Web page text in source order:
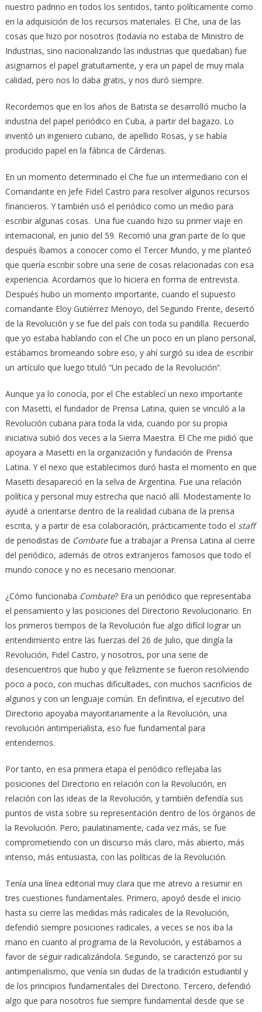
nuestro padrino en todos los sentidos, tanto políticamente como
en la adquisición de los recursos materiales. El Che, una de las
cosas que hizo por nosotros (todavía no estaba de Ministro de
Industrias, sino nacionalizando las industrias que quedaban) fue
asignarnos el papel gratuitamente, y era un papel de muy mala
calidad, pero nos lo daba gratis, y nos duró siempre.
Recordemos que en los años de Batista se desarrolló mucho la
industria del papel periódico en Cuba, a partir del bagazo. Lo
inventó un ingeniero cubano, de apellido Rosas, y se había
producido papel en la fábrica de Cárdenas.
En un momento determinado el Che fue un intermediario con el
Comandante en Jefe Fidel Castro para resolver algunos recursos
financieros. Y también usó el periódico como un medio para
escribir algunas cosas. Una fue cuando hizo su primer viaje en
internacional, en junio del 59. Recorrió una gran parte de lo que
después íbamos a conocer como el Tercer Mundo, y me planteó
que quería escribir sobre una serie de cosas relacionadas con esa
experiencia. Acordamos que lo hiciera en forma de entrevista.
Después hubo un momento importante, cuando el supuesto
comandante Eloy Gutiérrez Menoyo, del Segundo Frente, desertó
de la Revolución y se fue del país con toda su pandilla. Recuerdo
que yo estaba hablando con el Che un poco en un plano personal,
estábamos bromeando sobre eso, y ahí surgió su idea de escribir
un artículo que luego tituló “Un pecado de la Revolución”.
Aunque ya lo conocía, por el Che establecí un nexo importante
con Masetti, el fundador de Prensa Latina, quien se vinculó a la
Revolución cubana para toda la vida, cuando por su propia
iniciativa subió dos veces a la Sierra Maestra. El Che me pidió que
apoyara a Masetti en la organización y fundación de Prensa
Latina. Y el nexo que establecimos duró hasta el momento en que
Masetti desapareció en la selva de Argentina. Fue una relación
política y personal muy estrecha que nació allí. Modestamente lo
ayudé a orientarse dentro de la realidad cubana de la prensa
escrita, y a partir de esa colaboración, prácticamente todo el staff
de periodistas de Combatefue a trabajar a Prensa Latina al cierre
del periódico, además de otros extranjeros famosos que todo el
mundo conoce y no es necesario mencionar.
¿Cómo funcionaba Combate? Era un periódico que representaba
el pensamiento y las posiciones del Directorio Revolucionario. En
los primeros tiempos de la Revolución fue algo difícil lograr un
entendimiento entre las fuerzas del 26 de Julio, que dirigía la
Revolución, Fidel Castro, y nosotros, por una serie de
desencuentros que hubo y que felizmente se fueron resolviendo
poco a poco, con muchas dificultades, con muchos sacrificios de
algunos y con un lenguaje común. En definitiva, el ejecutivo del
Directorio apoyaba mayoritariamente a la Revolución, una
revolución antimperialista, eso fue fundamental para
entendernos.
Por tanto, en esa primera etapa el periódico reflejaba las
posiciones del Directorio en relación con la Revolución, en
relación con las ideas de la Revolución, y también defendía sus
puntos de vista sobre su representación dentro de los órganos de
la Revolución. Pero, paulatinamente, cada vez más, se fue
comprometiendo con un discurso más claro, más abierto, más
intenso, más entusiasta, con las políticas de la Revolución.
Tenía una línea editorial muy clara que me atrevo a resumir en
tres cuestiones fundamentales. Primero, apoyó desde el inicio
hasta su cierre las medidas más radicales de la Revolución,
defendió siempre posiciones radicales, a veces se nos iba la
mano en cuanto al programa de la Revolución, y estábamos a
favor de seguir radicalizándola. Segundo, se caracterizó por su
antimperialismo, que venía sin dudas de la tradición estudiantil y
de los principios fundamentales del Directorio. Tercero, defendió
algo que para nosotros fue siempre fundamental desde que se